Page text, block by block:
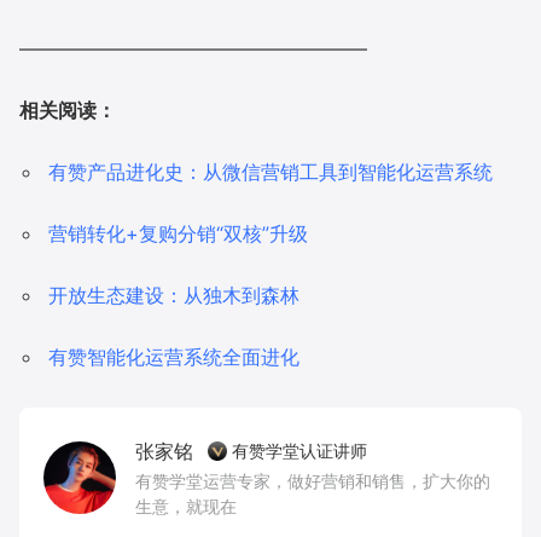
——————————————————
相关阅读：
有赞产品进化史：从微信营销工具到智能化运营系统
营销转化+复购分销“双核”升级
开放生态建设：从独木到森林
有赞智能化运营系统全面进化
张家铭
有赞学堂认证讲师
有赞学堂运营专家，做好营销和销售，扩大你的
生意，就现在